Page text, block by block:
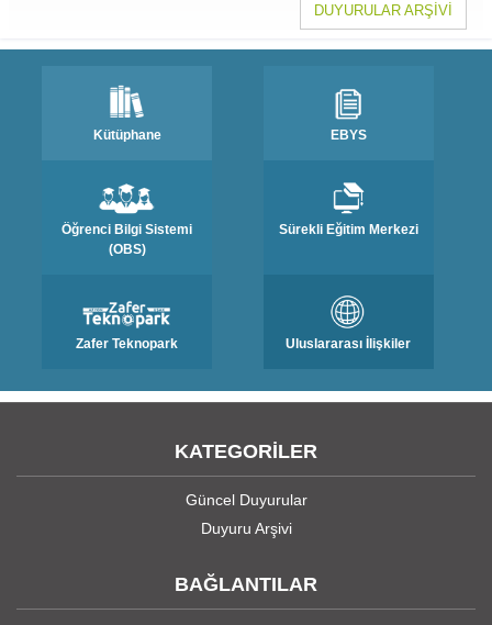
DUYURULAR ARŞİVİ
Kütüphane EBYS
Öğrenci Bilgi Sistemi
(OBS)
Sürekli Eğitim Merkezi
Zafer Teknopark Uluslararası İlişkiler
KATEGORİLER
Güncel Duyurular
Duyuru Arşivi
BAĞLANTILAR